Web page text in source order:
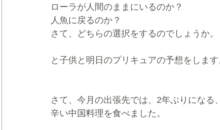
ローラが人間のままにいるのか？
人魚に戻るのか？
さて、どちらの選択をするのでしょうか。
と子供と明日のプリキュアの予想をしま
さて、今月の出張先では、2年ぶりになる
辛い中国料理を食べました。